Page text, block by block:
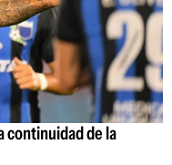
continuidad de la